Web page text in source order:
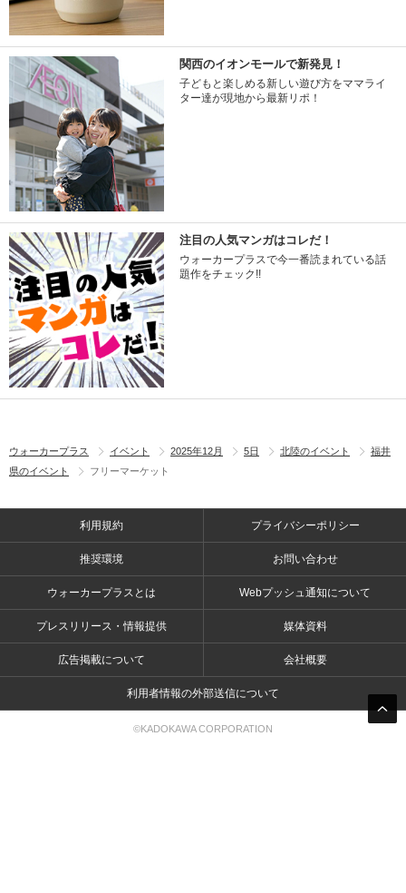
関西のイオンモールで新発見！
子どもと楽しめる新しい遊び方をママライ
ター達が現地から最新リポ！
注目の人気マンガはコレだ！
ウォーカープラスで今一番読まれている話
題作をチェック!!
ウォーカープラス イベント 2025年12月 5日 北陸のイベント
福井
県のイベント
フリーマーケット
利用規約 プライバシーポリシー
推奨環境 お問い合わせ
ウォーカープラスとは Webプッシュ通知について
プレスリリース・情報提供 媒体資料
広告掲載について 会社概要
利用者情報の外部送信について
©KADOKAWA CORPORATION